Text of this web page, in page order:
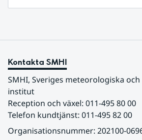
Kontakta SMHI
SMHI, Sveriges meteorologiska
institut
Reception och växel: 011-495 80 00
Telefon kundtjänst: 011-495 82 00
Organisationsnummer: 202100-